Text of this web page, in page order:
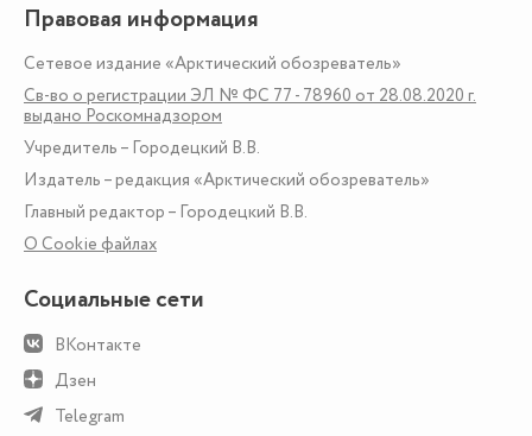
Правовая информация
Сетевое издание «Арктический обозреватель»
Св-во о регистрации ЭЛ № ФС 77 - 78960 от 28.08.2020 г.
выдано Роскомнадзором
Учредитель – Городецкий В.В.
Издатель – редакция «Арктический обозреватель»
Главный редактор – Городецкий В.В.
О Сookie файлах
Социальные сети
ВКонтакте
Дзен
Telegram